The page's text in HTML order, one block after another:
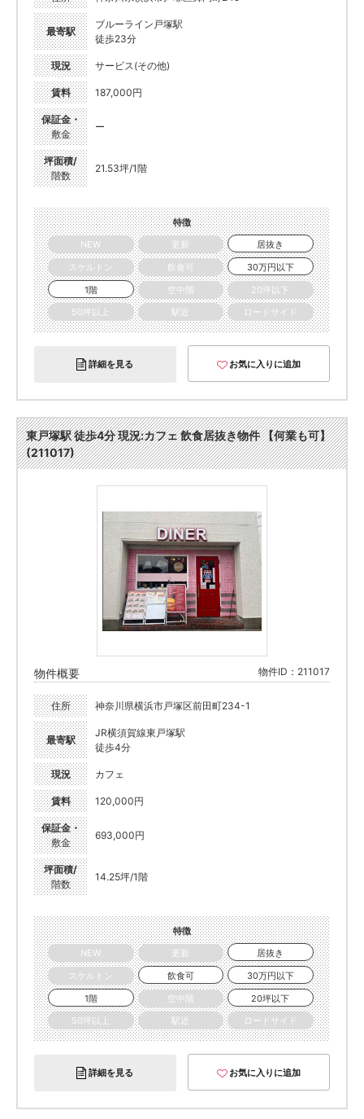
最寄駅
ブルーライン戸塚駅
徒歩23分
現況 サービス(その他)
賃料 187,000円
保証金・
敷金
ー
坪面積/
階数
21.53坪/1階
特徴
NEW
更新
居抜き
スケルトン
飲食可
30万円以下
1階
空中階
20坪以下
50坪以上
駅近 ロードサイド
詳細を見る お気に入りに追加
東戸塚駅 徒歩4分 現況:カフェ 飲食居抜き物件 【何業も可】
(211017)
物件概要 物件ID：211017
住所 神奈川県横浜市戸塚区前田町234-1
最寄駅
JR横須賀線東戸塚駅
徒歩4分
現況 カフェ
賃料 120,000円
保証金・
敷金
693,000円
坪面積/
階数
14.25坪/1階
特徴
NEW
更新
居抜き
スケルトン
飲食可
30万円以下
1階
空中階
20坪以下
50坪以上
駅近 ロードサイド
詳細を見る お気に入りに追加